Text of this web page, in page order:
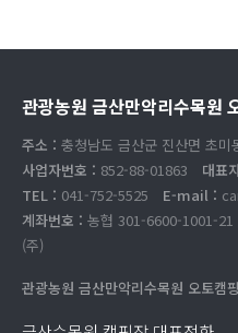
관광농원 금산만악리수목원
주소 : 충청남도 금산군 진산면 초
사업자번호 : 852-88-01863 대표
TEL : 041-752-5525 E-mail :
계좌번호 : 농협 301-6600-1001-21
(주)
관광농원 금산만악리수목원 오토캠